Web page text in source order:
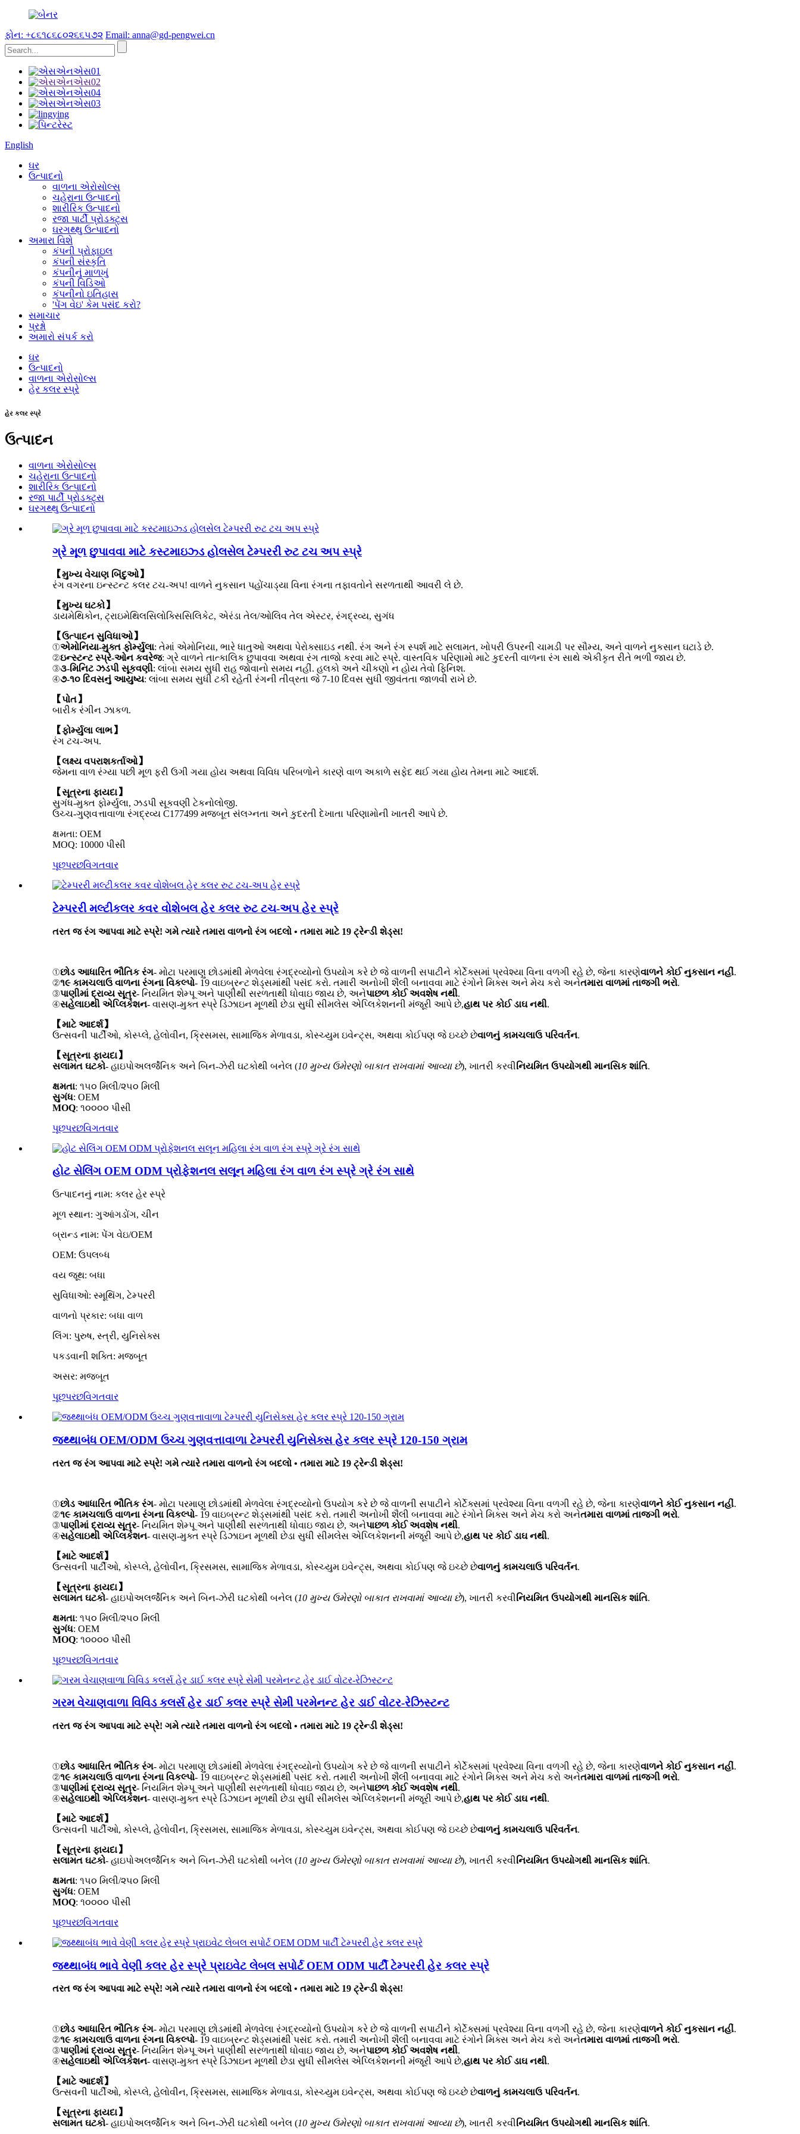
ફોન: +૮૬૧૮૬૮૦૨૬૬૫૭૨ Email: anna@gd-pengwei.cn
English
ઘર
ઉત્પાદનો
વાળના એરોસોલ્સ
ચહેરાના ઉત્પાદનો
શારીરિક ઉત્પાદનો
રજા પાર્ટી પ્રોડક્ટ્સ
ઘરગથ્થુ ઉત્પાદનો
અમારા વિશે
કંપની પ્રોફાઇલ
કંપની સંસ્કૃતિ
કંપનીનું માળખું
કંપની વિડિઓ
કંપનીનો ઇતિહાસ
'પેંગ વેઇ' કેમ પસંદ કરો?
સમાચાર
પ્રશ્નો
અમારો સંપર્ક કરો
ઘર
ઉત્પાદનો
વાળના એરોસોલ્સ
હેર કલર સ્પ્રે
હેર કલર સ્પ્રે
ઉત્પાદન
વાળના એરોસોલ્સ
ચહેરાના ઉત્પાદનો
શારીરિક ઉત્પાદનો
રજા પાર્ટી પ્રોડક્ટ્સ
ઘરગથ્થુ ઉત્પાદનો
ગ્રે મૂળ છુપાવવા માટે કસ્ટમાઇઝ્ડ હોલસેલ ટેમ્પરરી રુટ ટચ અપ સ્પ્રે
【મુખ્ય વેચાણ બિંદુઓ】
રંગ વગરના ઇન્સ્ટન્ટ કલર ટચ-અપ! વાળને નુકસાન પહોંચાડ્યા વિના રંગના તફાવતોને સરળતાથી આવરી લે છે.
【મુખ્ય ઘટકો】
ડાયમેથિકોન, ટ્રાઇમેથિલસિલોક્સિસિલિકેટ, એરંડા તેલ/ઓલિવ તેલ એસ્ટર, રંગદ્રવ્ય, સુગંધ
【ઉત્પાદન સુવિધાઓ】
①એમોનિયા-મુક્ત ફોર્મ્યુલા: તેમાં એમોનિયા, ભારે ધાતુઓ અથવા પેરોક્સાઇડ નથી. રંગ અને રંગ સ્પર્શ માટે સલામત, ખોપરી ઉપરની ચામડી પર સૌમ્ય, અને વાળને નુકસાન ઘટાડે છે.
②ઇન્સ્ટન્ટ સ્પ્રે-ઓન કવરેજ: ગ્રે વાળને તાત્કાલિક છુપાવવા અથવા રંગ તાજો કરવા માટે સ્પ્રે. વાસ્તવિક પરિણામો માટે કુદરતી વાળના રંગ સાથે એકીકૃત રીતે ભળી જાય છે.
③૩-મિનિટ ઝડપી સૂકવણી: લાંબા સમય સુધી રાહ જોવાનો સમય નહીં. હલકો અને ચીકણો ન હોય તેવો ફિનિશ.
④૭-૧૦ દિવસનું આયુષ્ય: લાંબા સમય સુધી ટકી રહેતી રંગની તીવ્રતા જે 7-10 દિવસ સુધી જીવંતતા જાળવી રાખે છે.
【પોત】
બારીક રંગીન ઝાકળ.
【ફોર્મ્યુલા લાભ】
રંગ ટચ-અપ.
【લક્ષ્ય વપરાશકર્તાઓ】
જેમના વાળ રંગ્યા પછી મૂળ ફરી ઉગી ગયા હોય અથવા વિવિધ પરિબળોને કારણે વાળ અકાળે સફેદ થઈ ગયા હોય તેમના માટે આદર્શ.
【સૂત્રના ફાયદા】
સુગંધ-મુક્ત ફોર્મ્યુલા, ઝડપી સૂકવણી ટેકનોલોજી.
ઉચ્ચ-ગુણવત્તાવાળા રંગદ્રવ્ય C177499 મજબૂત સંલગ્નતા અને કુદરતી દેખાતા પરિણામોની ખાતરી આપે છે.
ક્ષમતા: OEM
MOQ: 10000 પીસી
પૂછપરછવિગતવાર
ટેમ્પરરી મલ્ટીકલર કવર વોશેબલ હેર કલર રુટ ટચ-અપ હેર સ્પ્રે
તરત જ રંગ આપવા માટે સ્પ્રે! ગમે ત્યારે તમારા વાળનો રંગ બદલો • તમારા માટે 19 ટ્રેન્ડી શેડ્સ!
①છોડ આધારિત ભૌતિક રંગ- મોટા પરમાણુ છોડમાંથી મેળવેલા રંગદ્રવ્યોનો ઉપયોગ કરે છે જે વાળની સપાટીને કોર્ટેક્સમાં પ્રવેશ્યા વિના વળગી રહે છે, જેના કારણેવાળને કોઈ નુકસાન નહીં.
②૧૯ કામચલાઉ વાળના રંગના વિકલ્પો- 19 વાઇબ્રન્ટ શેડ્સમાંથી પસંદ કરો. તમારી અનોખી શૈલી બનાવવા માટે રંગોને મિક્સ અને મેચ કરો અનેતમારા વાળમાં તાજગી ભરો.
③પાણીમાં દ્રાવ્ય સૂત્ર- નિયમિત શેમ્પૂ અને પાણીથી સરળતાથી ધોવાઇ જાય છે, અનેપાછળ કોઈ અવશેષ નથી.
④સહેલાઇથી એપ્લિકેશન- વાસણ-મુક્ત સ્પ્રે ડિઝાઇન મૂળથી છેડા સુધી સીમલેસ એપ્લિકેશનની મંજૂરી આપે છે,હાથ પર કોઈ ડાઘ નથી.
【માટે આદર્શ】
ઉત્સવની પાર્ટીઓ, કોસ્પ્લે, હેલોવીન, ક્રિસમસ, સામાજિક મેળાવડા, કોસ્ચ્યુમ ઇવેન્ટ્સ, અથવા કોઈપણ જે ઇચ્છે છેવાળનું કામચલાઉ પરિવર્તન.
【સૂત્રના ફાયદા】
સલામત ઘટકો- હાઇપોઅલર્જેનિક અને બિન-ઝેરી ઘટકોથી બનેલ (10 મુખ્ય ઉમેરણો બાકાત રાખવામાં આવ્યા છે), ખાતરી કરવીનિયમિત ઉપયોગથી માનસિક શાંતિ.
ક્ષમતા: ૧૫૦ મિલી/૨૫૦ મિલી
સુગંધ: OEM
MOQ: ૧૦૦૦૦ પીસી
પૂછપરછવિગતવાર
હોટ સેલિંગ OEM ODM પ્રોફેશનલ સલૂન મહિલા રંગ વાળ રંગ સ્પ્રે ગ્રે રંગ સાથે
ઉત્પાદનનું નામ: કલર હેર સ્પ્રે
મૂળ સ્થાન: ગુઆંગડોંગ, ચીન
બ્રાન્ડ નામ: પેંગ વેઇ/OEM
OEM: ઉપલબ્ધ
વય જૂથ: બધા
સુવિધાઓ: સ્મૂથિંગ, ટેમ્પરરી
વાળનો પ્રકાર: બધા વાળ
લિંગ: પુરુષ, સ્ત્રી, યુનિસેક્સ
પકડવાની શક્તિ: મજબૂત
અસર: મજબૂત
પૂછપરછવિગતવાર
જથ્થાબંધ OEM/ODM ઉચ્ચ ગુણવત્તાવાળા ટેમ્પરરી યુનિસેક્સ હેર કલર સ્પ્રે 120-150 ગ્રામ
તરત જ રંગ આપવા માટે સ્પ્રે! ગમે ત્યારે તમારા વાળનો રંગ બદલો • તમારા માટે 19 ટ્રેન્ડી શેડ્સ!
①છોડ આધારિત ભૌતિક રંગ- મોટા પરમાણુ છોડમાંથી મેળવેલા રંગદ્રવ્યોનો ઉપયોગ કરે છે જે વાળની સપાટીને કોર્ટેક્સમાં પ્રવેશ્યા વિના વળગી રહે છે, જેના કારણેવાળને કોઈ નુકસાન નહીં.
②૧૯ કામચલાઉ વાળના રંગના વિકલ્પો- 19 વાઇબ્રન્ટ શેડ્સમાંથી પસંદ કરો. તમારી અનોખી શૈલી બનાવવા માટે રંગોને મિક્સ અને મેચ કરો અનેતમારા વાળમાં તાજગી ભરો.
③પાણીમાં દ્રાવ્ય સૂત્ર- નિયમિત શેમ્પૂ અને પાણીથી સરળતાથી ધોવાઇ જાય છે, અનેપાછળ કોઈ અવશેષ નથી.
④સહેલાઇથી એપ્લિકેશન- વાસણ-મુક્ત સ્પ્રે ડિઝાઇન મૂળથી છેડા સુધી સીમલેસ એપ્લિકેશનની મંજૂરી આપે છે,હાથ પર કોઈ ડાઘ નથી.
【માટે આદર્શ】
ઉત્સવની પાર્ટીઓ, કોસ્પ્લે, હેલોવીન, ક્રિસમસ, સામાજિક મેળાવડા, કોસ્ચ્યુમ ઇવેન્ટ્સ, અથવા કોઈપણ જે ઇચ્છે છેવાળનું કામચલાઉ પરિવર્તન.
【સૂત્રના ફાયદા】
સલામત ઘટકો- હાઇપોઅલર્જેનિક અને બિન-ઝેરી ઘટકોથી બનેલ (10 મુખ્ય ઉમેરણો બાકાત રાખવામાં આવ્યા છે), ખાતરી કરવીનિયમિત ઉપયોગથી માનસિક શાંતિ.
ક્ષમતા: ૧૫૦ મિલી/૨૫૦ મિલી
સુગંધ: OEM
MOQ: ૧૦૦૦૦ પીસી
પૂછપરછવિગતવાર
ગરમ વેચાણવાળા વિવિડ કલર્સ હેર ડાઈ કલર સ્પ્રે સેમી પરમેનન્ટ હેર ડાઈ વોટર-રેઝિસ્ટન્ટ
તરત જ રંગ આપવા માટે સ્પ્રે! ગમે ત્યારે તમારા વાળનો રંગ બદલો • તમારા માટે 19 ટ્રેન્ડી શેડ્સ!
①છોડ આધારિત ભૌતિક રંગ- મોટા પરમાણુ છોડમાંથી મેળવેલા રંગદ્રવ્યોનો ઉપયોગ કરે છે જે વાળની સપાટીને કોર્ટેક્સમાં પ્રવેશ્યા વિના વળગી રહે છે, જેના કારણેવાળને કોઈ નુકસાન નહીં.
②૧૯ કામચલાઉ વાળના રંગના વિકલ્પો- 19 વાઇબ્રન્ટ શેડ્સમાંથી પસંદ કરો. તમારી અનોખી શૈલી બનાવવા માટે રંગોને મિક્સ અને મેચ કરો અનેતમારા વાળમાં તાજગી ભરો.
③પાણીમાં દ્રાવ્ય સૂત્ર- નિયમિત શેમ્પૂ અને પાણીથી સરળતાથી ધોવાઇ જાય છે, અનેપાછળ કોઈ અવશેષ નથી.
④સહેલાઇથી એપ્લિકેશન- વાસણ-મુક્ત સ્પ્રે ડિઝાઇન મૂળથી છેડા સુધી સીમલેસ એપ્લિકેશનની મંજૂરી આપે છે,હાથ પર કોઈ ડાઘ નથી.
【માટે આદર્શ】
ઉત્સવની પાર્ટીઓ, કોસ્પ્લે, હેલોવીન, ક્રિસમસ, સામાજિક મેળાવડા, કોસ્ચ્યુમ ઇવેન્ટ્સ, અથવા કોઈપણ જે ઇચ્છે છેવાળનું કામચલાઉ પરિવર્તન.
【સૂત્રના ફાયદા】
સલામત ઘટકો- હાઇપોઅલર્જેનિક અને બિન-ઝેરી ઘટકોથી બનેલ (10 મુખ્ય ઉમેરણો બાકાત રાખવામાં આવ્યા છે), ખાતરી કરવીનિયમિત ઉપયોગથી માનસિક શાંતિ.
ક્ષમતા: ૧૫૦ મિલી/૨૫૦ મિલી
સુગંધ: OEM
MOQ: ૧૦૦૦૦ પીસી
પૂછપરછવિગતવાર
જથ્થાબંધ ભાવે વેણી કલર હેર સ્પ્રે પ્રાઇવેટ લેબલ સપોર્ટ OEM ODM પાર્ટી ટેમ્પરરી હેર કલર સ્પ્રે
તરત જ રંગ આપવા માટે સ્પ્રે! ગમે ત્યારે તમારા વાળનો રંગ બદલો • તમારા માટે 19 ટ્રેન્ડી શેડ્સ!
①છોડ આધારિત ભૌતિક રંગ- મોટા પરમાણુ છોડમાંથી મેળવેલા રંગદ્રવ્યોનો ઉપયોગ કરે છે જે વાળની સપાટીને કોર્ટેક્સમાં પ્રવેશ્યા વિના વળગી રહે છે, જેના કારણેવાળને કોઈ નુકસાન નહીં.
②૧૯ કામચલાઉ વાળના રંગના વિકલ્પો- 19 વાઇબ્રન્ટ શેડ્સમાંથી પસંદ કરો. તમારી અનોખી શૈલી બનાવવા માટે રંગોને મિક્સ અને મેચ કરો અનેતમારા વાળમાં તાજગી ભરો.
③પાણીમાં દ્રાવ્ય સૂત્ર- નિયમિત શેમ્પૂ અને પાણીથી સરળતાથી ધોવાઇ જાય છે, અનેપાછળ કોઈ અવશેષ નથી.
④સહેલાઇથી એપ્લિકેશન- વાસણ-મુક્ત સ્પ્રે ડિઝાઇન મૂળથી છેડા સુધી સીમલેસ એપ્લિકેશનની મંજૂરી આપે છે,હાથ પર કોઈ ડાઘ નથી.
【માટે આદર્શ】
ઉત્સવની પાર્ટીઓ, કોસ્પ્લે, હેલોવીન, ક્રિસમસ, સામાજિક મેળાવડા, કોસ્ચ્યુમ ઇવેન્ટ્સ, અથવા કોઈપણ જે ઇચ્છે છેવાળનું કામચલાઉ પરિવર્તન.
【સૂત્રના ફાયદા】
સલામત ઘટકો- હાઇપોઅલર્જેનિક અને બિન-ઝેરી ઘટકોથી બનેલ (10 મુખ્ય ઉમેરણો બાકાત રાખવામાં આવ્યા છે), ખાતરી કરવીનિયમિત ઉપયોગથી માનસિક શાંતિ.